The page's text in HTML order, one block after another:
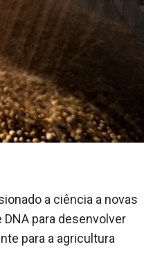
a ciência a novas
para desenvolver
para a agricultura